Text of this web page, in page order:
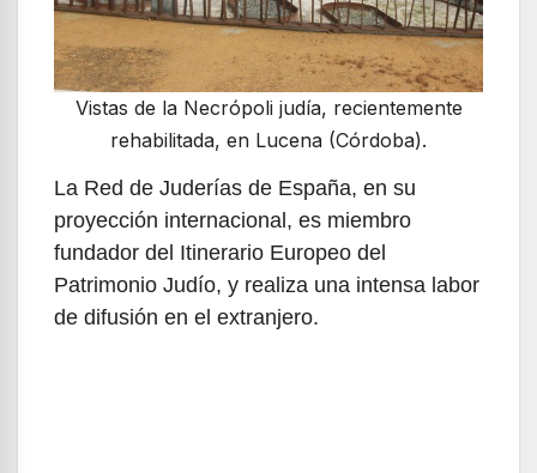
Vistas de la Necrópoli judía, recientemente
rehabilitada, en Lucena (Córdoba).
La Red de Juderías de España, en su
proyección internacional, es miembro
fundador del Itinerario Europeo del
Patrimonio Judío, y realiza una intensa labor
de difusión en el extranjero.